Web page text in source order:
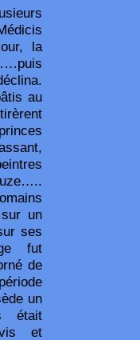
la
au
un
ses
fut
de
un
était
et